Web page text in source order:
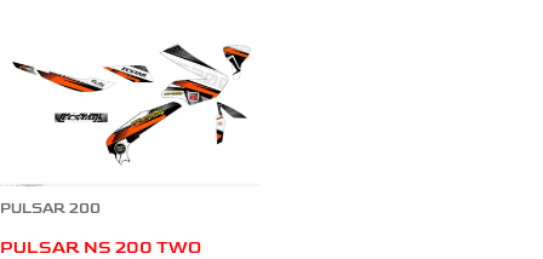
PULSAR 200
PULSAR NS 200 TWO